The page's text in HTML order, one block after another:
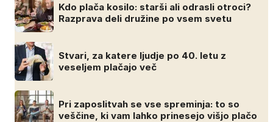
Kdo plača kosilo: starši ali odrasli otroci?
Razprava deli družine po vsem svetu
Stvari, za katere ljudje po 40. letu z
veseljem plačajo več
Pri zaposlitvah se vse spreminja: to so
veščine, ki vam lahko prinesejo višjo plačo